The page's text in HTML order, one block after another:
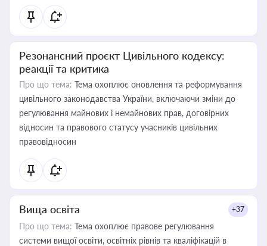
Резонансний проєкт Цивільного кодексу:
реакції та критика
Про що тема: Тема охоплює оновлення та реформування
цивільного законодавства України, включаючи зміни до
регулювання майнових і немайнових прав, договірних
відносин та правового статусу учасників цивільних
правовідносин
Вища освіта +37
Про що тема: Тема охоплює правове регулювання
системи вищої освіти, освітніх рівнів та кваліфікацій в